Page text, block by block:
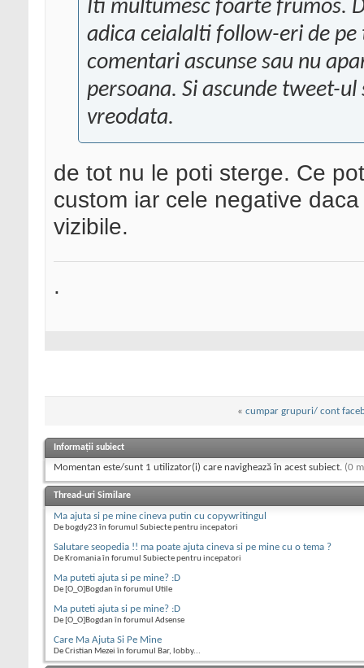
Iti multumesc foarte frumos.
adica ceialalti follow-eri de
comentari ascunse sau nu
persoana. Si ascunde tweet-
vreodata.
de tot nu le poti sterge. Ce
custom iar cele negative
vizibile.
.
« cumpar grupuri/ cont
Informații subiect
Momentan este/sunt 1 utilizator(i) care navighează în acest subiect. (0
Thread-uri Similare
Ma ajuta si pe mine cineva putin cu copywritingul
De bogdy23 în forumul Subiecte pentru incepatori
Salutare seopedia !! ma poate ajuta cineva si pe mine cu o tema ?
De Kromania în forumul Subiecte pentru incepatori
Ma puteti ajuta si pe mine? :D
De [O_O]Bogdan în forumul Utile
Ma puteti ajuta si pe mine? :D
De [O_O]Bogdan în forumul Adsense
Care Ma Ajuta Si Pe Mine
De Cristian Mezei în forumul Bar, lobby...